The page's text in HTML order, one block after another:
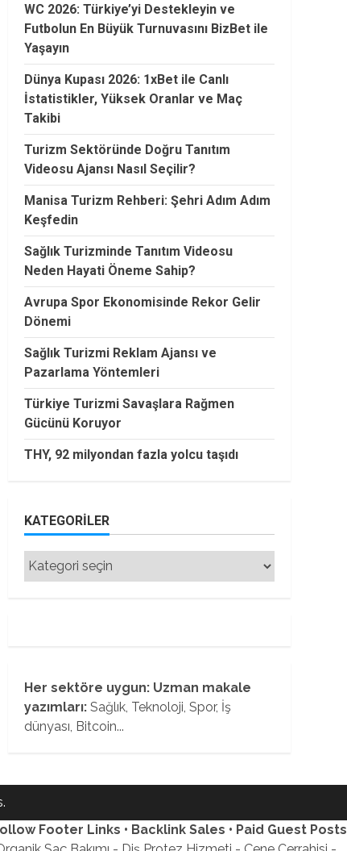
WC 2026: Türkiye’yi Destekleyin ve
Futbolun En Büyük Turnuvasını BizBet ile
Yaşayın
Dünya Kupası 2026: 1xBet ile Canlı
İstatistikler, Yüksek Oranlar ve Maç
Takibi
Turizm Sektöründe Doğru Tanıtım
Videosu Ajansı Nasıl Seçilir?
Manisa Turizm Rehberi: Şehri Adım Adım
Keşfedin
Sağlık Turizminde Tanıtım Videosu
Neden Hayati Öneme Sahip?
Avrupa Spor Ekonomisinde Rekor Gelir
Dönemi
Sağlık Turizmi Reklam Ajansı ve
Pazarlama Yöntemleri
Türkiye Turizmi Savaşlara Rağmen
Gücünü Koruyor
THY, 92 milyondan fazla yolcu taşıdı
KATEGORILER
Kategoriler
Her sektöre uygun: Uzman makale
yazımları:Sağlık, Teknoloji, Spor, İş
dünyası, Bitcoin...
Footer Links • Backlink Sales • Paid Guest Posts